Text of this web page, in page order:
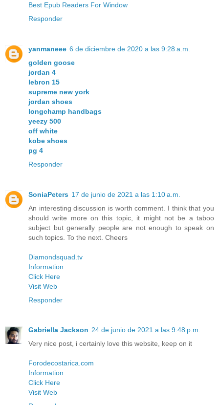
Best Epub Readers For Window
Responder
yanmaneee 6 de diciembre de 2020 a las 9:28 a.m.
golden goose
jordan 4
lebron 15
supreme new york
jordan shoes
longchamp handbags
yeezy 500
off white
kobe shoes
pg 4
Responder
SoniaPeters 17 de junio de 2021 a las 1:10 a.m.
An interesting discussion is worth comment. I think that you
should write more on this topic, it might not be a taboo
subject but generally people are not enough to speak on
such topics. To the next. Cheers
Diamondsquad.tv
Information
Click Here
Visit Web
Responder
Gabriella Jackson 24 de junio de 2021 a las 9:48 p.m.
Very nice post, i certainly love this website, keep on it
Forodecostarica.com
Information
Click Here
Visit Web